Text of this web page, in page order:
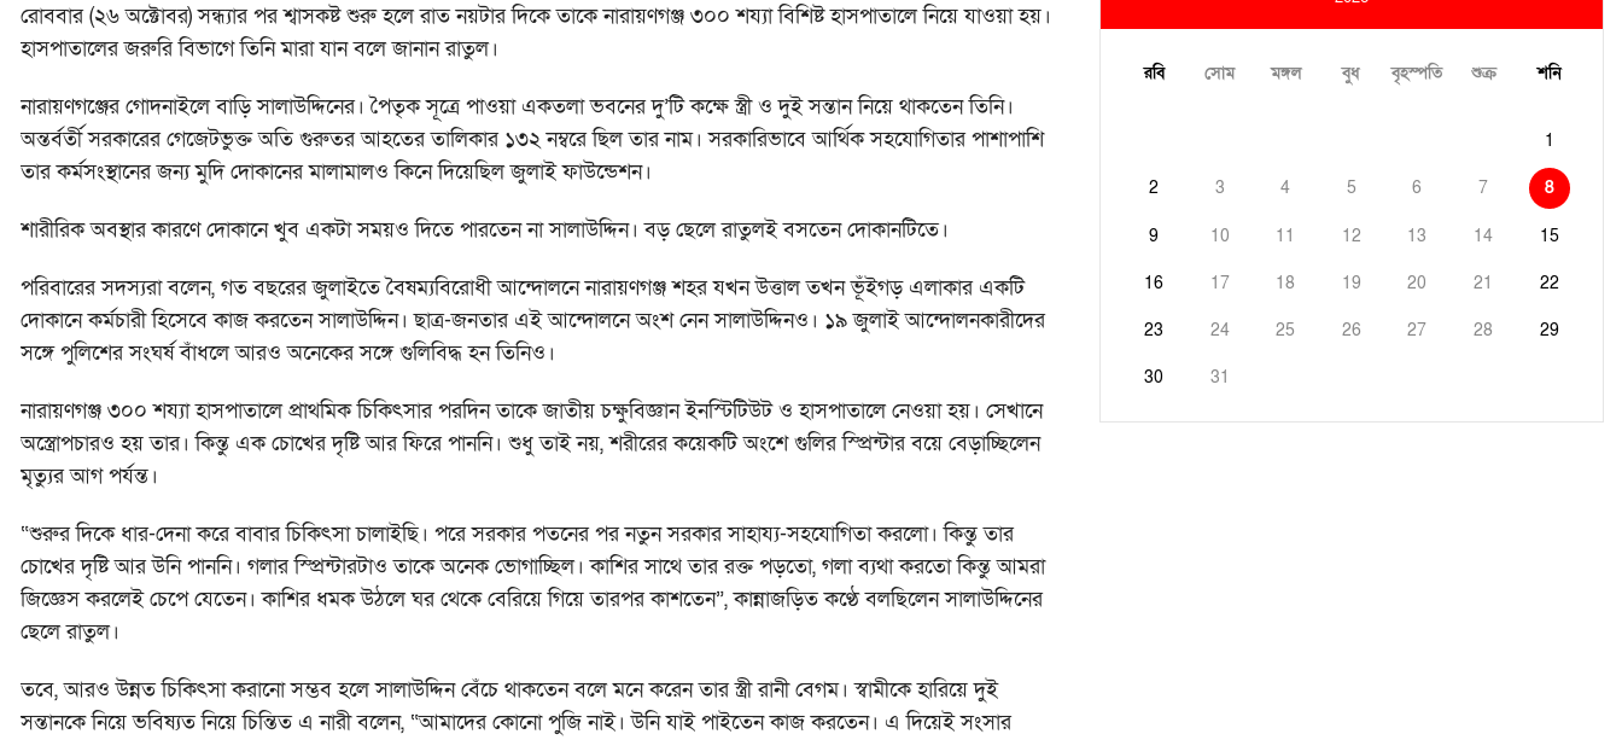
রোববার (২৬ অক্টোবর) সন্ধ্যার পর শ্বাসকষ্ট শুরু হলে রাত নয়টার দিকে তাকে নারায়ণগঞ্জ ৩০০ শয্যা বিশিষ্ট হাসপাতালে নিয়ে যাওয়া হয়।
হাসপাতালের জরুরি বিভাগে তিনি মারা যান বলে জানান রাতুল।
নারায়ণগঞ্জের গোদনাইলে বাড়ি সালাউদ্দিনের। পৈতৃক সূত্রে পাওয়া একতলা ভবনের দু’টি কক্ষে স্ত্রী ও দুই সন্তান নিয়ে থাকতেন তিনি।
অন্তর্বর্তী সরকারের গেজেটভুক্ত অতি গুরুতর আহতের তালিকার ১৩২ নম্বরে ছিল তার নাম। সরকারিভাবে আর্থিক সহযোগিতার পাশাপাশি
তার কর্মসংস্থানের জন্য মুদি দোকানের মালামালও কিনে দিয়েছিল জুলাই ফাউন্ডেশন।
শারীরিক অবস্থার কারণে দোকানে খুব একটা সময়ও দিতে পারতেন না সালাউদ্দিন। বড় ছেলে রাতুলই বসতেন দোকানটিতে।
পরিবারের সদস্যরা বলেন, গত বছরের জুলাইতে বৈষম্যবিরোধী আন্দোলনে নারায়ণগঞ্জ শহর যখন উত্তাল তখন ভূঁইগড় এলাকার একটি
দোকানে কর্মচারী হিসেবে কাজ করতেন সালাউদ্দিন। ছাত্র-জনতার এই আন্দোলনে অংশ নেন সালাউদ্দিনও। ১৯ জুলাই আন্দোলনকারীদের
সঙ্গে পুলিশের সংঘর্ষ বাঁধলে আরও অনেকের সঙ্গে গুলিবিদ্ধ হন তিনিও।
নারায়ণগঞ্জ ৩০০ শয্যা হাসপাতালে প্রাথমিক চিকিৎসার পরদিন তাকে জাতীয় চক্ষুবিজ্ঞান ইনস্টিটিউট ও হাসপাতালে নেওয়া হয়। সেখানে
অস্ত্রোপচারও হয় তার। কিন্তু এক চোখের দৃষ্টি আর ফিরে পাননি। শুধু তাই নয়, শরীরের কয়েকটি অংশে গুলির স্প্রিন্টার বয়ে বেড়াচ্ছিলেন
মৃত্যুর আগ পর্যন্ত।
“শুরুর দিকে ধার-দেনা করে বাবার চিকিৎসা চালাইছি। পরে সরকার পতনের পর নতুন সরকার সাহায্য-সহযোগিতা করলো। কিন্তু তার
চোখের দৃষ্টি আর উনি পাননি। গলার স্প্রিন্টারটাও তাকে অনেক ভোগাচ্ছিল। কাশির সাথে তার রক্ত পড়তো, গলা ব্যথা করতো কিন্তু আমরা
জিজ্ঞেস করলেই চেপে যেতেন। কাশির ধমক উঠলে ঘর থেকে বেরিয়ে গিয়ে তারপর কাশতেন”, কান্নাজড়িত কণ্ঠে বলছিলেন সালাউদ্দিনের
ছেলে রাতুল।
তবে, আরও উন্নত চিকিৎসা করানো সম্ভব হলে সালাউদ্দিন বেঁচে থাকতেন বলে মনে করেন তার স্ত্রী রানী বেগম। স্বামীকে হারিয়ে দুই
সন্তানকে নিয়ে ভবিষ্যত নিয়ে চিন্তিত এ নারী বলেন, “আমাদের কোনো পুজি নাই। উনি যাই পাইতেন কাজ করতেন। এ দিয়েই সংসার
রবি সোম মঙ্গল বুধ বৃহস্পতি শুক্র শনি
1
2 3 4 5 6 7 8
9 10 11 12 13 14 15
16 17 18 19 20 21 22
23 24 25 26 27 28 29
30 31